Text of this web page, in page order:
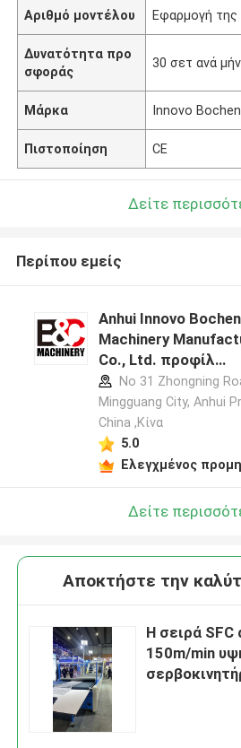
Αριθμό μοντέλου Εφαρμογή της
Δυνατότητα προ
σφοράς
30 σετ ανά
Μάρκα Innovo Bochen
Πιστοποίηση CE
Δείτε
Περίπου εμείς
Anhui Innovo Bochen
Machinery
Co., Ltd. προφίλ
κατασκευαστή
No 31 Zhongning
Mingguang City, Anhui
China ,Κίνα
5.0
Ελεγχμένος
Δείτε
Αποκτήστε την
Η σειρά SFC
150m/min